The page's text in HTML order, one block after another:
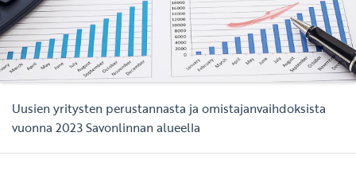
Uusien yritysten perustannasta ja omistajanvaihdoksista
vuonna 2023 Savonlinnan alueella